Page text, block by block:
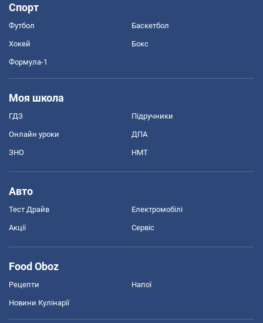
Спорт
Футбол Баскетбол
Хокей Бокс
Формула-1
Моя школа
ГДЗ Підручники
Онлайн уроки ДПА
ЗНО НМТ
Авто
Тест Драйв Електромобілі
Акції Сервіс
Food Oboz
Рецепти Напої
Новини Кулінарії